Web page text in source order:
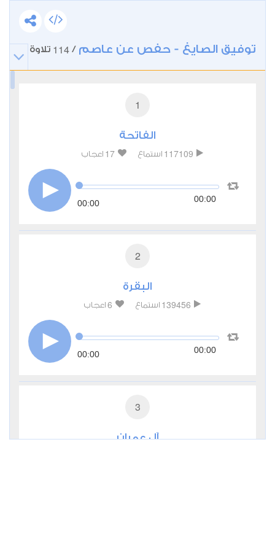
توفيق الصايغ - حفص عن عاصم /
114 تلاوة
1
الفاتحة
117109 استماع 17 اعجاب
00:00 00:00
2
البقرة
139456 استماع 6 اعجاب
00:00 00:00
3
آل عمران